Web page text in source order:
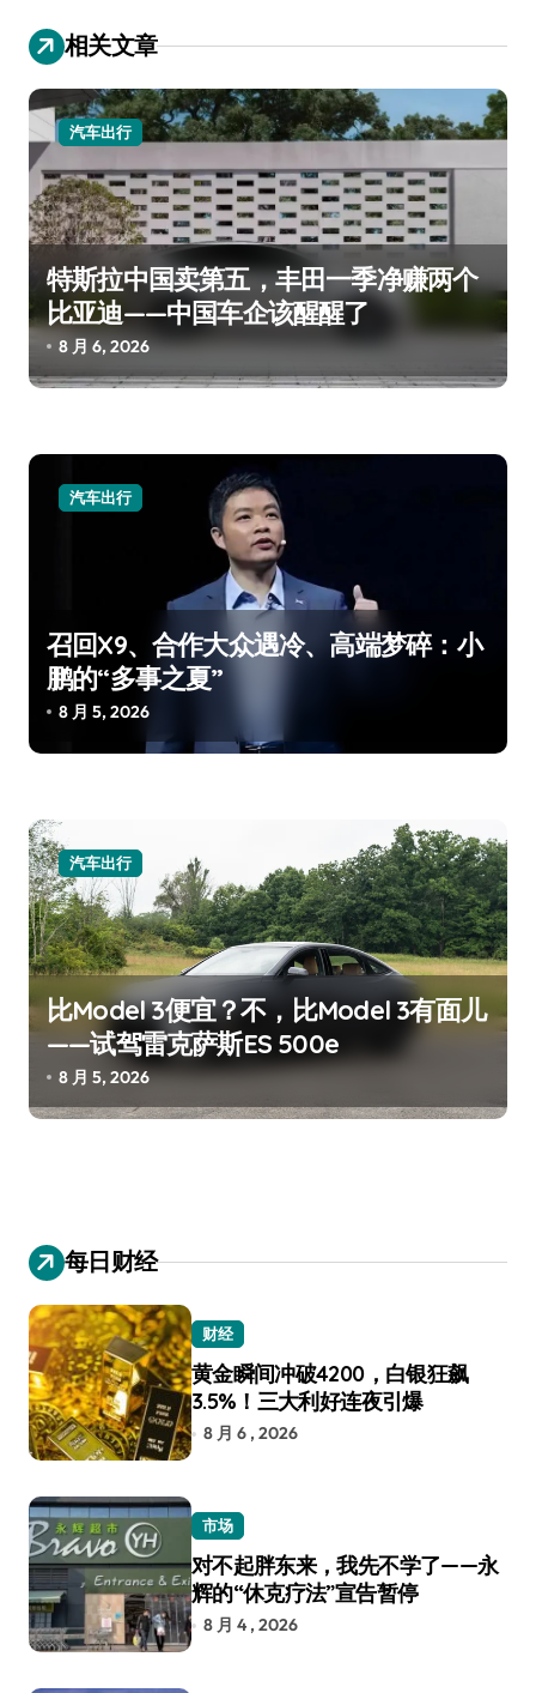
航 相关文章
汽车出行
特斯拉中国卖第五，丰田一季净赚两个
比亚迪——中国车企该醒醒了
8 月 6, 2026
汽车出行
召回X9、合作大众遇冷、高端梦碎：小
鹏的“多事之夏”
8 月 5, 2026
汽车出行
比Model 3便宜？不，比Model 3有面儿
——试驾雷克萨斯ES 500e
8 月 5, 2026
每日财经
财经
黄金瞬间冲破4200，白银狂飙
3.5%！三大利好连夜引爆
8 月 6 , 2026
市场
对不起胖东来，我先不学了——永
辉的“休克疗法”宣告暂停
8 月 4 , 2026